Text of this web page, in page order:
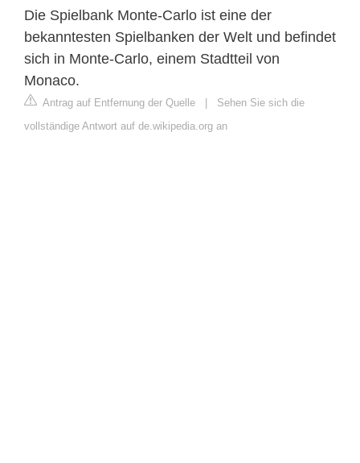
Die Spielbank Monte-Carlo ist eine der
bekanntesten Spielbanken der Welt und befindet
sich in Monte-Carlo, einem Stadtteil von
Monaco.
Antrag auf Entfernung der Quelle | Sehen Sie sich die
vollständige Antwort auf de.wikipedia.org an